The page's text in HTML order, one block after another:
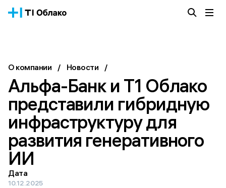
Истории успеха
Блог
Тарифы
Документация
Получить консультацию
О компании / Новости /
Альфа-Банк и Т1 Облако
представили гибридную
инфраструктуру для
развития генеративного
ИИ
Дата
10.12.2025